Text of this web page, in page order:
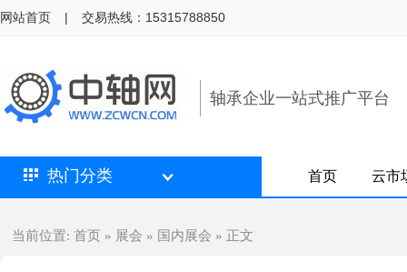
网站首页 | 交易热线：15315788850
轴承企业一站式推广平台
热门分类 首页 云市
当前位置: 首页 » 展会 » 国内展会 » 正文